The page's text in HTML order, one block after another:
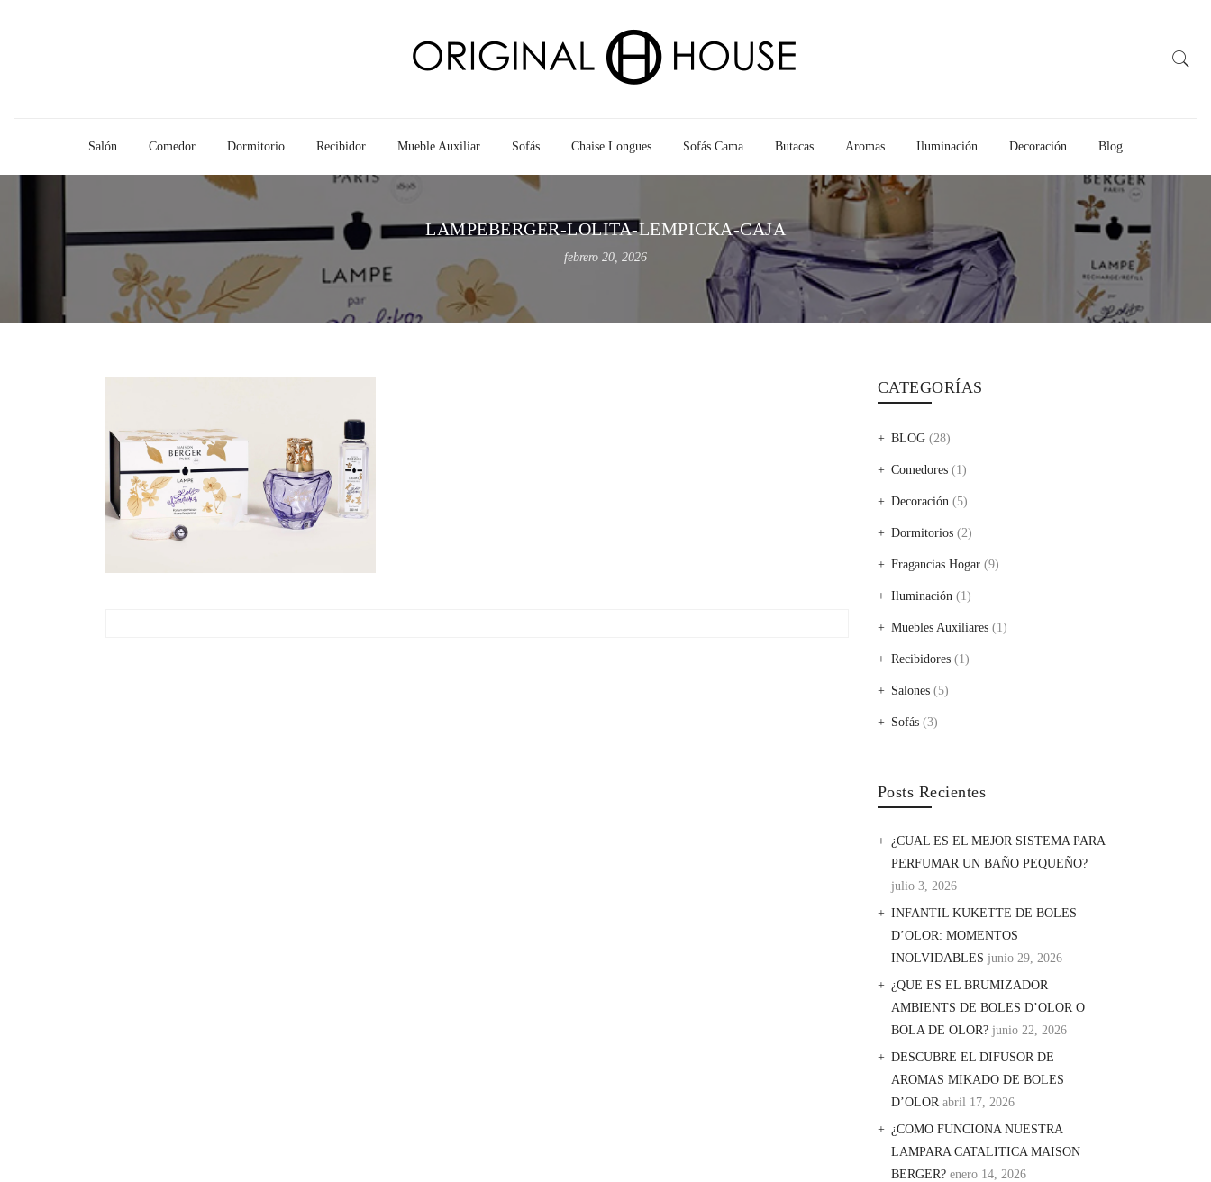
Salón Comedor Dormitorio Recibidor Mueble Auxiliar Sofás Chaise Longues Sofás Cama Butacas Aromas Iluminación Decoración Blog
LAMPEBERGER-LOLITA-LEMPICKA-CAJA
febrero 20, 2026
CATEGORÍAS
BLOG(28)
Comedores(1)
Decoración(5)
Dormitorios(2)
Fragancias Hogar(9)
Iluminación(1)
Muebles Auxiliares(1)
Recibidores(1)
Salones(5)
Sofás(3)
Posts Recientes
¿CUAL ES EL MEJOR SISTEMA PARA
PERFUMAR UN BAÑO PEQUEÑO?
julio 3, 2026
INFANTIL KUKETTE DE BOLES
D’OLOR: MOMENTOS
INOLVIDABLES junio 29, 2026
¿QUE ES EL BRUMIZADOR
AMBIENTS DE BOLES D’OLOR O
BOLA DE OLOR? junio 22, 2026
DESCUBRE EL DIFUSOR DE
AROMAS MIKADO DE BOLES
D’OLOR abril 17, 2026
¿COMO FUNCIONA NUESTRA
LAMPARA CATALITICA MAISON
BERGER? enero 14, 2026